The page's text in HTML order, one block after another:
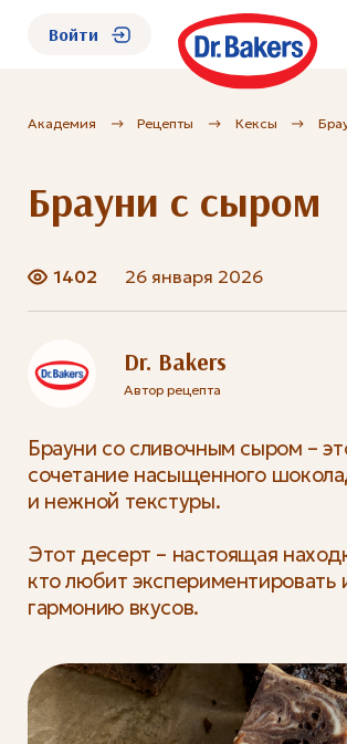
О нас
Каталог
Академия
Войти
Академия Рецепты Кексы
Брауни с сыром
1402 26 января 2026
Dr. Bakers
Автор рецепта
Брауни со сливочным сыром –
сочетание насыщенного
и нежной текстуры.
Этот десерт – настоящая
кто любит экспериментировать
гармонию вкусов.